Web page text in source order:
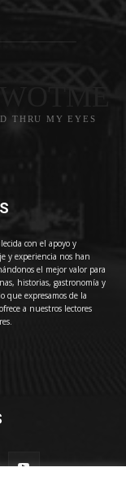
THRU MY EYES
con el apoyo y
y experiencia nos han
el mejor valor para
historias, gastronomía y
que expresamos de la
a nuestros lectores